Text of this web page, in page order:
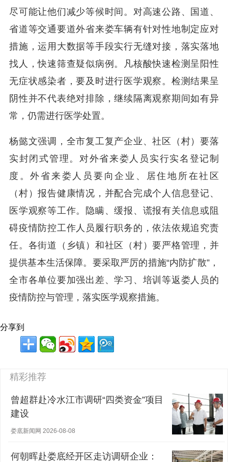
尽可能让他们减少等候时间。对高速公路、国道、
省道等交通要道外省来娄车辆有针对性地制定应对
措施，运用大数据等手段实行无缝对接，落实落地
找人，快速筛查疑似病例。凡核酸快速检测呈阳性
无症状感染者，要及时进行医学观察。检测结果呈
阴性并不代表绝对排除，继续隔离观察期间如有异
常，仍需进行医学处置。
杨懿文强调，全市复工复产企业、社区（村）要落
实封闭式管理。对外省来娄人员实行实名登记制
度。外省来娄人员要向企业、居住地所在社区
（村）报告健康情况，并配合完成个人信息登记、
医学观察等工作。隐瞒、缓报、谎报有关信息或阻
碍疫情防控工作人员履行职务的，依法依规追究责
任。各街道（乡镇）和社区（村）要严格管理，并
提供基本生活保障。要采取严厉的措施“内防扩散”，
全市各单位要加强出差、学习、培训等返娄人员的
疫情防控与管理，落实医学观察措施。
分享到
精彩推荐
曾超群赴冷水江市调研“四类资金”项目
建设
娄底新闻网 2026-08-08
何朝晖赴娄底经开区走访调研企业：